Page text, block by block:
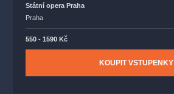
Státní opera Praha
Praha
550 - 1590 Kč
KOUPIT VSTUPENKY